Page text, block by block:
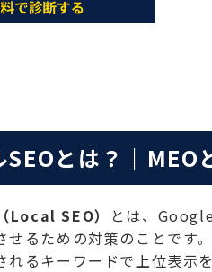
SEOとは？｜MEO
Local SEO）
とは、
せるための対策のことです
れるキーワードで上位表示を